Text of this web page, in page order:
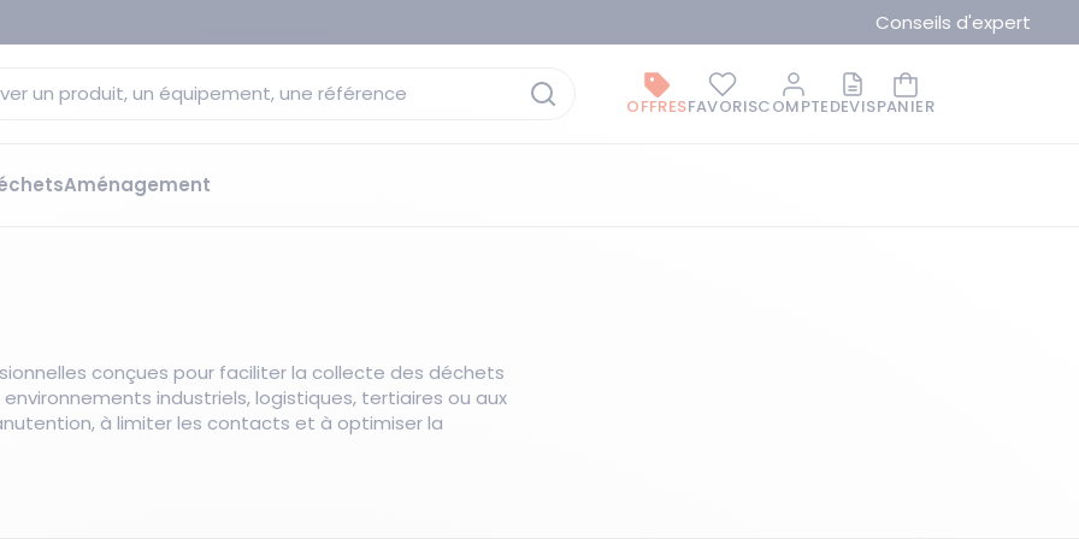
Conseils d'expert
un produit, un équipement, une référence
OFFRESFAVORISCOMPTEDEVISPANIER
et citernes
Aménagement
Les essentiels du moment
conçues pour faciliter la collecte des déchets
industriels, logistiques, tertiaires ou aux
à limiter les contacts et à optimiser la